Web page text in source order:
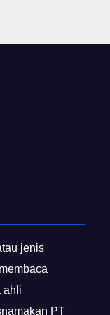
jenis
ahli
PT